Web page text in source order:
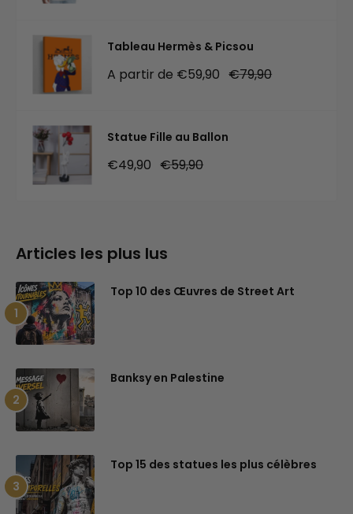
Tableau Hermès & Picsou
Prix
réduit
A partir de €59,90 Prix
normal
€79,90
Statue Fille au Ballon
Prix
réduit
€49,90 Prix
normal
€59,90
Articles les plus lus
Top 10 des Œuvres de Street Art
Banksy en Palestine
Top 15 des statues les plus célèbres